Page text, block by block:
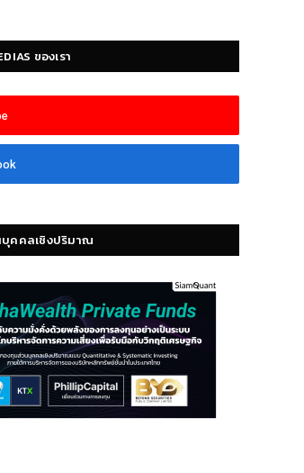
ของเรา
คคลเชิงปริมาณ